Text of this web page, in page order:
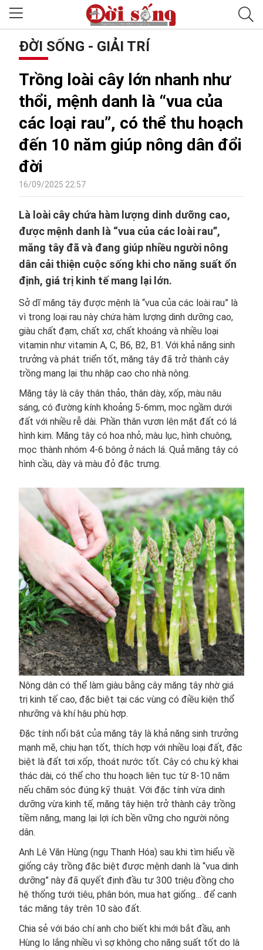
ĐỜI SỐNG - GIẢI TRÍ
Trồng loài cây lớn nhanh như
thổi, mệnh danh là “vua của
các loại rau”, có thể thu hoạch
đến 10 năm giúp nông dân đổi
đời
16/09/2025 22:57
Là loài cây chứa hàm lượng dinh dưỡng cao,
được mệnh danh là “vua của các loài rau”,
măng tây đã và đang giúp nhiều người nông
dân cải thiện cuộc sống khi cho năng suất ổn
định, giá trị kinh tế mang lại lớn.
Sở dĩ măng tây được mệnh là “vua của các loài rau” là
vì trong loại rau này chứa hàm lượng dinh dưỡng cao,
giàu chất đạm, chất xơ, chất khoáng và nhiều loại
vitamin như vitamin A, C, B6, B2, B1. Với khả năng sinh
trưởng và phát triển tốt, măng tây đã trở thành cây
trồng mang lại thu nhập cao cho nhà nông.
Măng tây là cây thân thảo, thân dày, xốp, màu nâu
sáng, có đường kính khoảng 5-6mm, mọc ngầm dưới
đất với nhiều rễ dài. Phần thân vươn lên mặt đất có lá
hình kim. Măng tây có hoa nhỏ, màu lục, hình chuông,
mọc thành nhóm 4-6 bông ở nách lá. Quả măng tây có
hình cầu, dày và màu đỏ đặc trưng.
Nông dân có thể làm giàu bằng cây măng tây nhờ giá
trị kinh tế cao, đặc biệt tại các vùng có điều kiện thổ
nhưỡng và khí hậu phù hợp.
Đặc tính nổi bật của măng tây là khả năng sinh trưởng
mạnh mẽ, chịu hạn tốt, thích hợp với nhiều loại đất, đặc
biệt là đất tơi xốp, thoát nước tốt. Cây có chu kỳ khai
thác dài, có thể cho thu hoạch liên tục từ 8-10 năm
nếu chăm sóc đúng kỹ thuật. Với đặc tính vừa dinh
dưỡng vừa kinh tế, măng tây hiện trở thành cây trồng
tiềm năng, mang lại lợi ích bền vững cho người nông
dân.
Anh Lê Văn Hùng (ngụ Thanh Hóa) sau khi tìm hiểu về
giống cây trồng đặc biệt được mệnh danh là “vua dinh
dưỡng” này đã quyết định đầu tư 300 triệu đồng cho
hệ thống tưới tiêu, phân bón, mua hạt giống… để canh
tác măng tây trên 10 sào đất.
Chia sẻ với báo chí anh cho biết khi mới bắt đầu, anh
Hùng lo lắng nhiều vì sợ không cho năng suất tốt do là